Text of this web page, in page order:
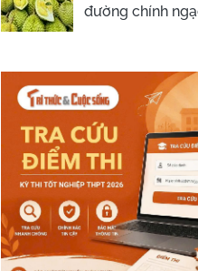
đường chính